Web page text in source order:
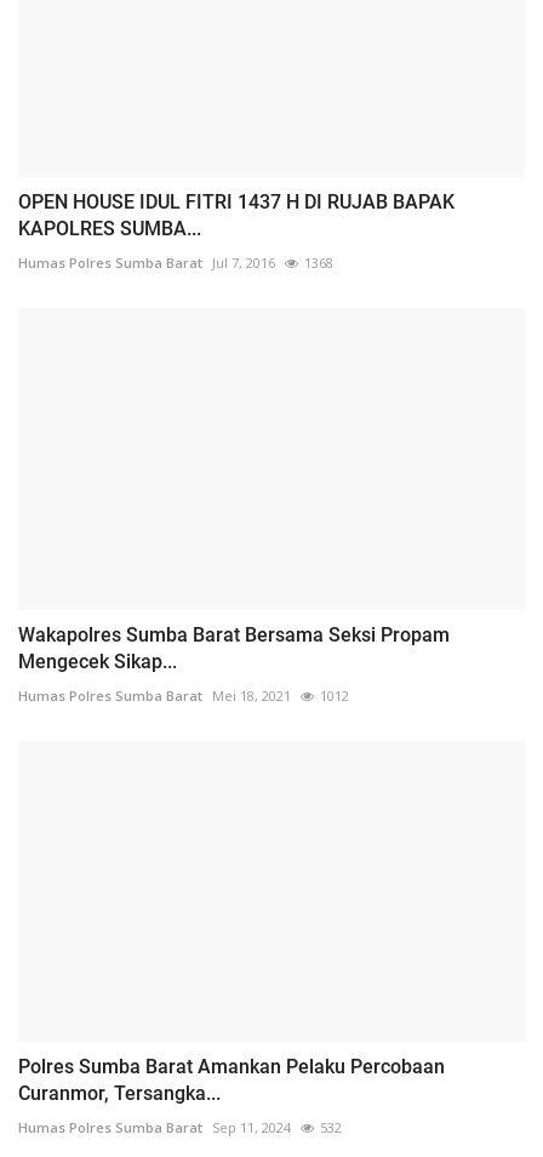
OPEN HOUSE IDUL FITRI 1437 H DI RUJAB BAPAK
KAPOLRES SUMBA...
Humas Polres Sumba Barat Jul 7, 2016 1368
Wakapolres Sumba Barat Bersama Seksi Propam
Mengecek Sikap...
Humas Polres Sumba Barat Mei 18, 2021 1012
Polres Sumba Barat Amankan Pelaku Percobaan
Curanmor, Tersangka...
Humas Polres Sumba Barat Sep 11, 2024 532